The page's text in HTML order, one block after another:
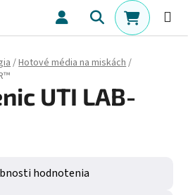
Hľadať
/Hotové média na miskách/
UTI LAB-
je 0,0 z 5 hviezdičiek.
hodnotenia